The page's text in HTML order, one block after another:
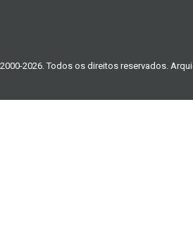
2026. Todos os direitos reservados.